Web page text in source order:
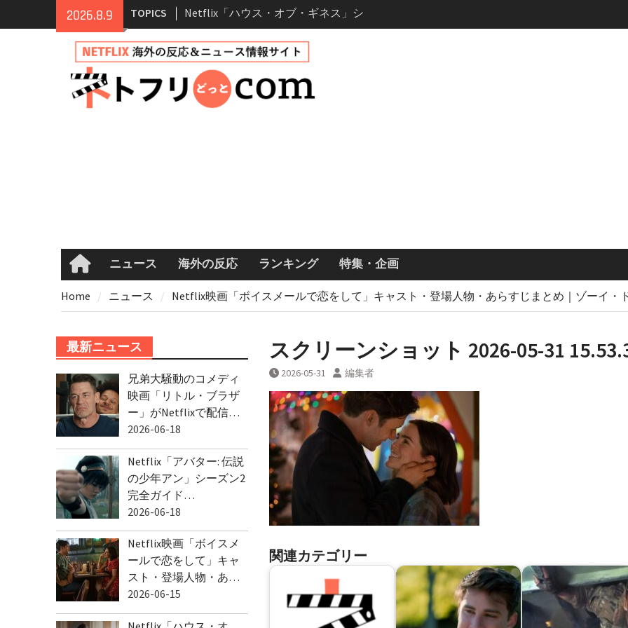
2026.8.9 TOPICS
Netflix「ハウス・オブ・ギネス」シ
ーズン2が更新決定！2027年撮影開始
へ
兄弟大騒動のコメディ映画「リト
ル・ブラザー」がNetflixで配信！─
キャスト・あらすじ・見どころまと
マコメ
Homeニュース 海外の反応 ランキング 特集・企画
Home ニュース Netflix映画「ボイスメールで恋をして」キャスト・登場人物・あらすじまとめ｜ゾーイ・
スクリーンショット 2026-05-31
2026-05-31 編集者
関連カテゴリー
最新ニュース
兄弟大騒動のコメディ
映画「リトル・ブラザ
ー」がNetflixで配信…
2026-06-18
Netflix「アバター: 伝説
の少年アン」シーズン2
完全ガイド…
2026-06-18
Netflix映画「ボイスメ
ールで恋をして」キャ
スト・登場人物・あ…
2026-06-15